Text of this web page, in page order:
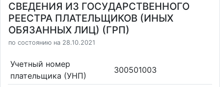
СВЕДЕНИЯ ИЗ ГОСУДАРСТВЕННОГО
РЕЕСТРА ПЛАТЕЛЬЩИКОВ (ИНЫХ
ОБЯЗАННЫХ ЛИЦ) (ГРП)
по состоянию на 28.10.2021
Учетный номер
плательщика (УНП)
300501003